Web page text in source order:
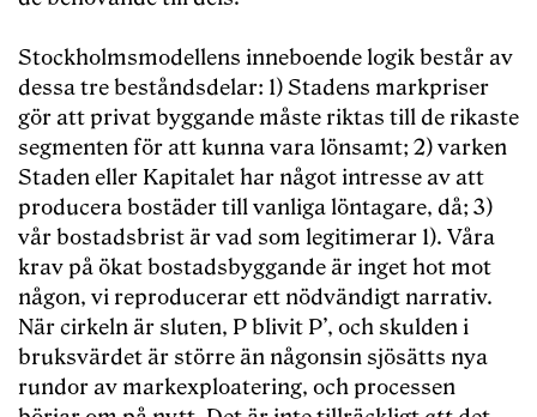
Stockholmsmodellens inneboende logik består av
dessa tre beståndsdelar: 1) Stadens markpriser
gör att privat byggande måste riktas till de rikaste
segmenten för att kunna vara lönsamt; 2) varken
Staden eller Kapitalet har något intresse av att
producera bostäder till vanliga löntagare, då; 3)
vår bostadsbrist är vad som legitimerar 1). Våra
krav på ökat bostadsbyggande är inget hot mot
någon, vi reproducerar ett nödvändigt narrativ.
När cirkeln är sluten, P blivit P’, och skulden i
bruksvärdet är större än någonsin sjösätts nya
rundor av markexploatering, och processen